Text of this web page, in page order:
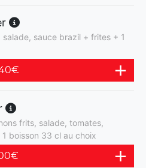
sauce brazil + frites + 1
€
frits, salade, tomates,
boisson 33 cl au choix
€